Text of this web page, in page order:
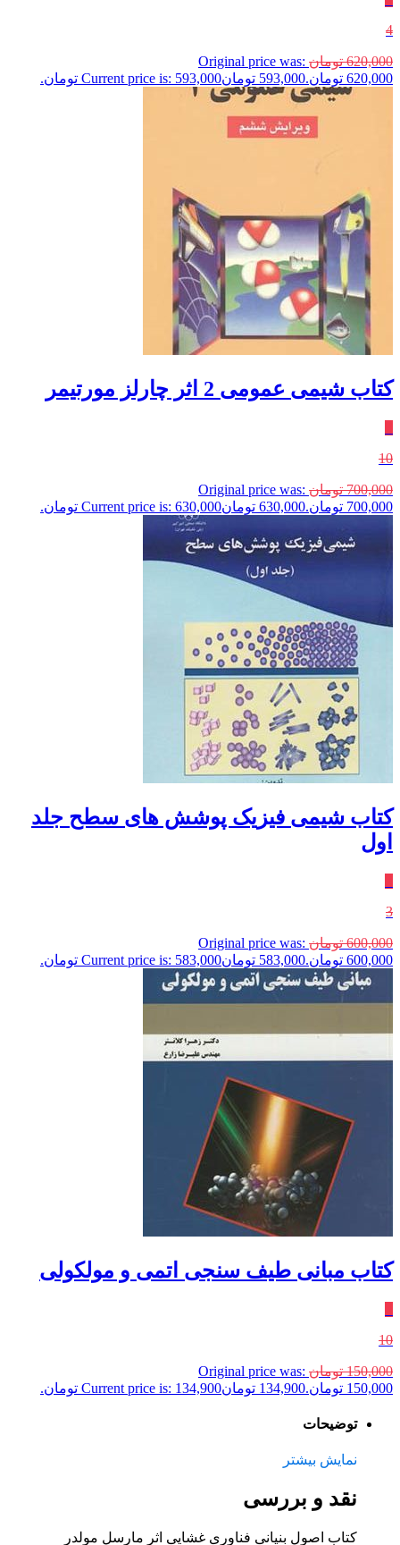
4
620,000 تومان Original price was:
620,000 تومان.
593,000 تومانCurrent price is: 593,000 تومان.
کتاب شیمی عمومی 2 اثر چارلز مورتیمر
10
700,000 تومان Original price was:
700,000 تومان.
630,000 تومانCurrent price is: 630,000 تومان.
کتاب شیمی فیزیک پوشش های سطح جلد
اول
3
600,000 تومان Original price was:
600,000 تومان.
583,000 تومانCurrent price is: 583,000 تومان.
کتاب مبانی طیف سنجی اتمی و مولکولی
10
150,000 تومان Original price was:
150,000 تومان.
134,900 تومانCurrent price is: 134,900 تومان.
توضیحات
نمایش بیشتر
نقد و بررسی
کتاب اصول بنیانی فناوری غشایی اثر مارسل مولدر